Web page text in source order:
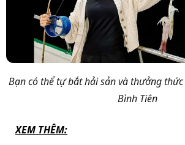
Bạn có thể tự bắt hải sản và thưởng
Bình Tiên
XEM THÊM: